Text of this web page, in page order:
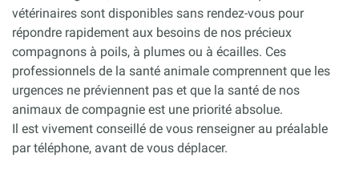
vétérinaires sont disponibles sans rendez-vous pour
répondre rapidement aux besoins de nos précieux
compagnons à poils, à plumes ou à écailles. Ces
professionnels de la santé animale comprennent que les
urgences ne préviennent pas et que la santé de nos
animaux de compagnie est une priorité absolue.
Il est vivement conseillé de vous renseigner au préalable
par téléphone, avant de vous déplacer.